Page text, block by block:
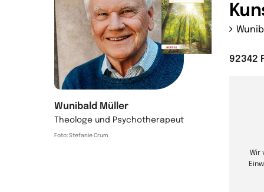
Wunibald Müller
Theologe und Psychotherapeut
Foto: Stefanie Crum
92342
Wir